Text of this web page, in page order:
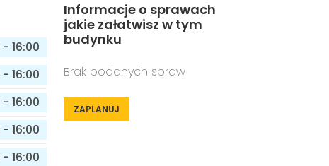
- 16:00
- 16:00
- 16:00
- 16:00
- 16:00
Informacje o sprawach
jakie załatwisz w tym
budynku
Brak podanych spraw
ZAPLANUJ